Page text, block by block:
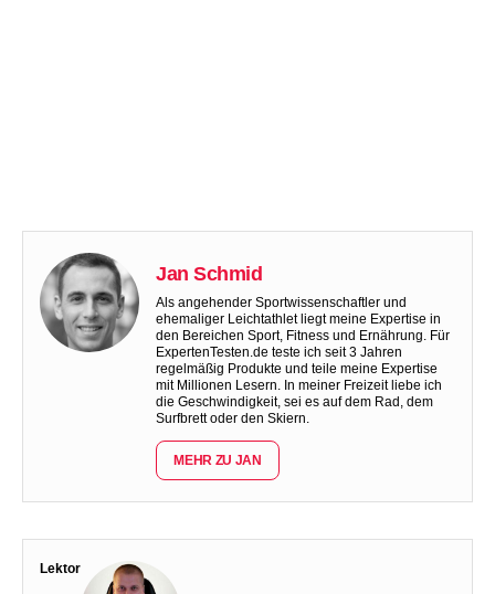
Jan Schmid
Als angehender Sportwissenschaftler und
ehemaliger Leichtathlet liegt meine Expertise in
den Bereichen Sport, Fitness und Ernährung. Für
ExpertenTesten.de teste ich seit 3 Jahren
regelmäßig Produkte und teile meine Expertise
mit Millionen Lesern. In meiner Freizeit liebe ich
die Geschwindigkeit, sei es auf dem Rad, dem
Surfbrett oder den Skiern.
MEHR ZU JAN
Lektor